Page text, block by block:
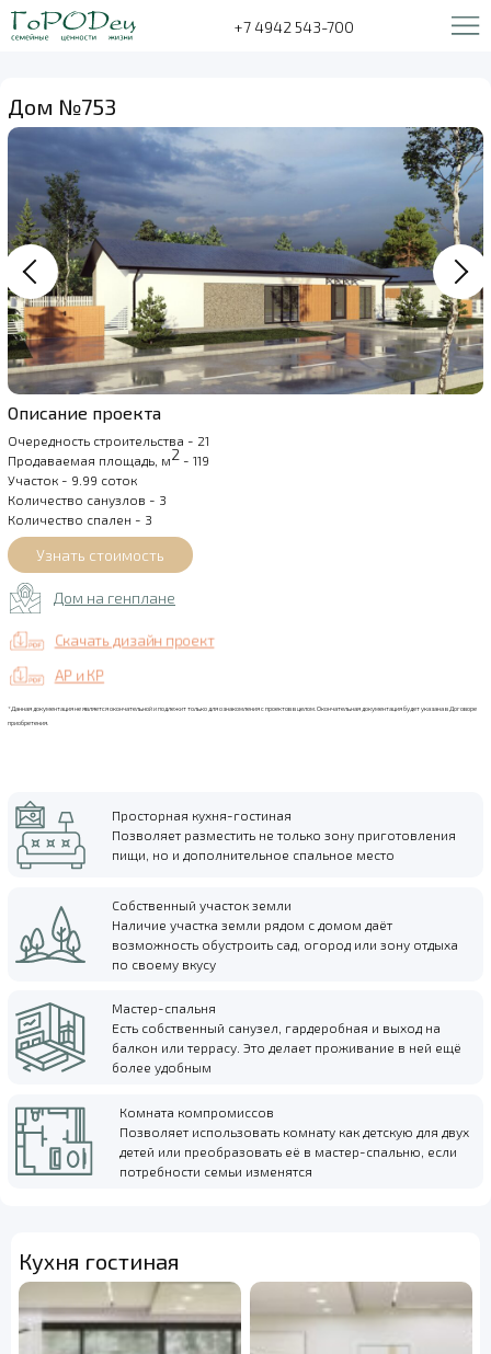
+7 4942 543-700
Дом №753
Описание проекта
Очередность строительства - 21
Продаваемая площадь, м2 - 119
Участок - 9.99 соток
Количество санузлов - 3
Количество спален - 3
Дом на генплане
Скачать дизайн проект
АР и КР
*Данная документация не является окончательной и подлежит только для ознакомления с проектов в целом. Окончательная документация будет указана в Договоре
приобретения.
Просторная кухня-гостиная
Позволяет разместить не только зону приготовления
пищи, но и дополнительное спальное место
Собственный участок земли
Наличие участка земли рядом с домом даёт
возможность обустроить сад, огород или зону отдыха
по своему вкусу
Мастер-спальня
Есть собственный санузел, гардеробная и выход на
балкон или террасу. Это делает проживание в ней ещё
более удобным
Комната компромиссов
Позволяет использовать комнату как детскую для двух
детей или преобразовать её в мастер-спальню, если
потребности семьи изменятся
Кухня гостиная